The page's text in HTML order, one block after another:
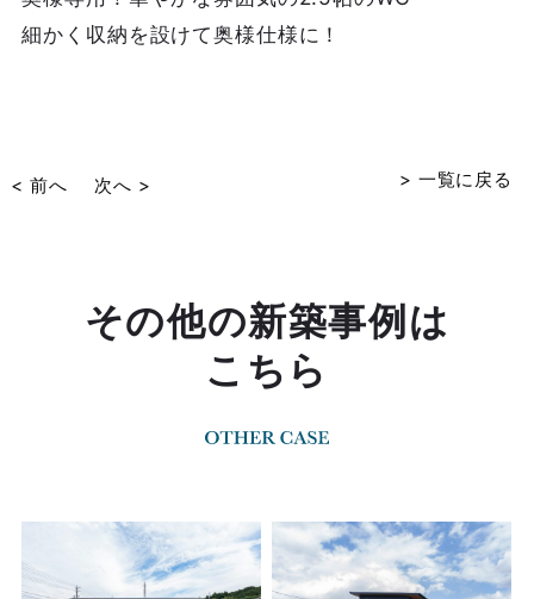
細かく収納を設けて奥様仕様に！
> 一覧に戻る
< 前へ 次へ >
その他の新築事例は
こちら